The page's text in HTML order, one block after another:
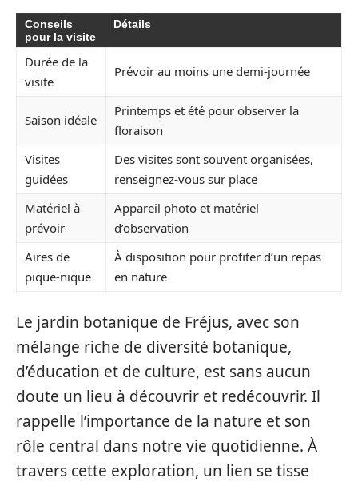
Conseils
pour la visite
Détails
Durée de la
visite
Prévoir au moins une demi-journée
Saison idéale
Printemps et été pour observer la
floraison
Visites
guidées
Des visites sont souvent organisées,
renseignez-vous sur place
Matériel à
prévoir
Appareil photo et matériel
d’observation
Aires de
pique-nique
À disposition pour profiter d’un repas
en nature
Le jardin botanique de Fréjus, avec son
mélange riche de diversité botanique,
d’éducation et de culture, est sans aucun
doute un lieu à découvrir et redécouvrir. Il
rappelle l’importance de la nature et son
rôle central dans notre vie quotidienne. À
travers cette exploration, un lien se tisse